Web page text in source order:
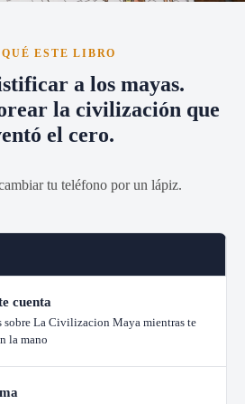
QUÉ ESTE LIBRO
a los mayas.
la civilización que
el cero.
tu teléfono por un lápiz.
cuenta
sobre La Civilizacion Maya mientras te
la mano